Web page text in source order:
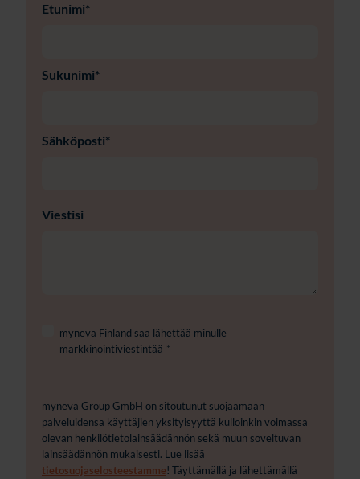
Etunimi*
Sukunimi*
Sähköposti*
Viestisi
myneva Finland saa lähettää minulle
markkinointiviestintää *
myneva Group GmbH on sitoutunut suojaamaan
palveluidensa käyttäjien yksityisyyttä kulloinkin voimassa
olevan henkilötietolainsäädännön sekä muun soveltuvan
lainsäädännön mukaisesti. Lue lisää
tietosuojaselosteestamme! Täyttämällä ja lähettämällä